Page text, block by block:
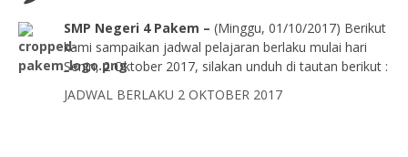
SMP Negeri 4 Pakem – (Minggu, 01/10/2017) Berikut
kami sampaikan jadwal pelajaran berlaku mulai hari
Senin, 2 Oktober 2017, silakan unduh di tautan berikut :
JADWAL BERLAKU 2 OKTOBER 2017